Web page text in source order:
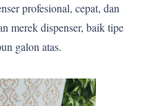
profesional, cepat, dan
merek dispenser, baik tipe
galon atas.